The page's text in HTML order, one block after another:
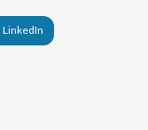
LinkedIn